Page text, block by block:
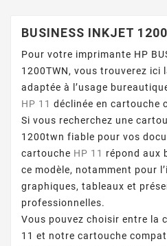
BUSINESS INKJET
Pour votre imprimante HP
1200TWN, vous trouverez ici
adaptée à l’usage
HP 11 déclinée en cartouche
Si vous recherchez une
1200twn fiable pour vos
cartouche HP 11 répond aux
ce modèle, notamment pour
graphiques, tableaux et
professionnelles.
Vous pouvez choisir entre la
11 et notre cartouche